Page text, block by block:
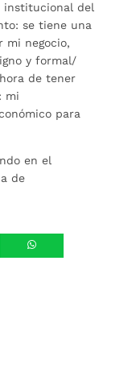
institucional del
se tiene una
mi negocio,
y formal/
de tener
mi
para
en el
de